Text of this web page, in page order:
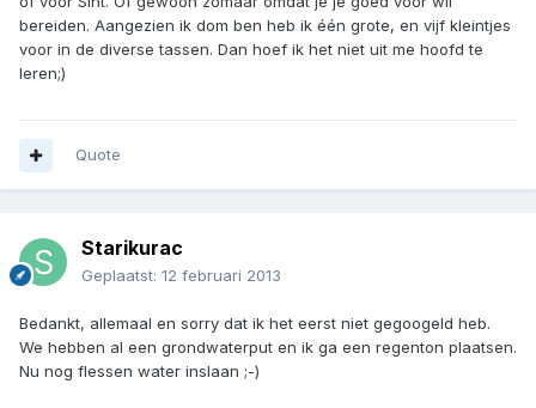
bereiden. Aangezien ik dom ben heb ik één grote, en vijf kleintjes
voor in de diverse tassen. Dan hoef ik het niet uit me hoofd te
leren;)
Quote
Starikurac
Geplaatst: 12 februari 2013
Bedankt, allemaal en sorry dat ik het eerst niet gegoogeld heb.
We hebben al een grondwaterput en ik ga een regenton plaatsen.
Nu nog flessen water inslaan ;-)